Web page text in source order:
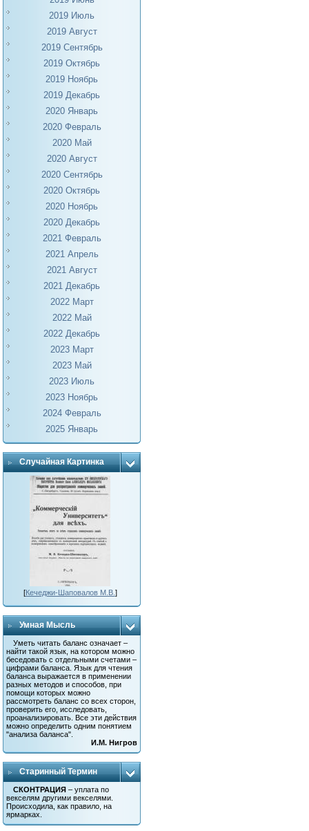
2019 Июль
2019 Август
2019 Сентябрь
2019 Октябрь
2019 Ноябрь
2019 Декабрь
2020 Январь
2020 Февраль
2020 Май
2020 Август
2020 Сентябрь
2020 Октябрь
2020 Ноябрь
2020 Декабрь
2021 Февраль
2021 Апрель
2021 Август
2021 Декабрь
2022 Март
2022 Май
2022 Декабрь
2023 Март
2023 Май
2023 Июль
2023 Ноябрь
2024 Февраль
2025 Январь
Случайная Картинка
[Кечеджи-Шаповалов М.В. ]
Умная Мысль
Уметь читать баланс означает –
найти такой язык, на котором можно
беседовать с отдельными счетами –
цифрами баланса. Язык для чтения
баланса выражается в применении
разных методов и способов, при
помощи которых можно
рассмотреть баланс со всех сторон,
проверить его, исследовать,
проанализировать. Все эти действия
можно определить одним понятием
"анализа баланса".
И.М. Нигров
Старинный Термин
СКОНТРАЦИЯ – уплата по
векселям другими векселями.
Происходила, как правило, на
ярмарках.